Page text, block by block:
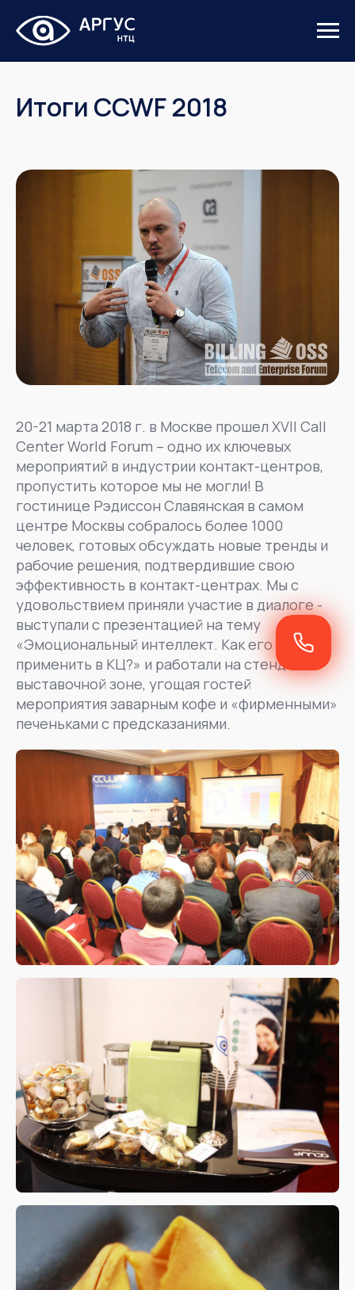
Итоги CCWF 2018
20-21 марта 2018 г. в Москве прошел XVII Call
Center World Forum – одно их ключевых
мероприятий в индустрии контакт-центров,
пропустить которое мы не могли! В
гостинице Рэдисcон Славянская в самом
центре Москвы собралось более 1000
человек, готовых обсуждать новые тренды и
рабочие решения, подтвердившие свою
эффективность в контакт-центрах. Мы с
удовольствием приняли участие в диалоге -
выступали с презентацией на тему
«Эмоциональный интеллект. Как его
применить в КЦ?» и работали на стенде в
выставочной зоне, угощая гостей
мероприятия заварным кофе и «фирменными»
печеньками с предсказаниями.